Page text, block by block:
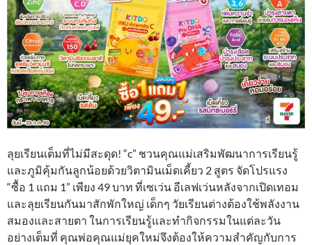
ลุยเรียนเต็มที่ไม่มีสะดุด! “c” ชวนคุณแม่เสริมพัฒนาการเรียนรู้
และภูมิคุ้มกันลูกน้อยด้วยวิตามินเม็ดเคี้ยว 2 สูตร จัดโปรแรง
“ซื้อ 1 แถม 1” เพียง 49 บาท ที่เซเว่น อีเลฟเว่นหลังจากเปิดเทอม
และลุยเรียนกันมาสักพักใหญ่ เด็กๆ วัยเรียนต่างต้องใช้พลังงาน
สมองและสายตา ในการเรียนรู้และทำกิจกรรมในแต่ละวัน
อย่างเต็มที่ คุณพ่อคุณแม่ยุคใหม่จึงต้องให้ความสำคัญกับการ